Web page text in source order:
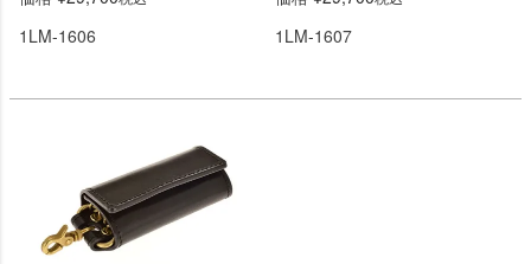
1LM-1606 1LM-1607